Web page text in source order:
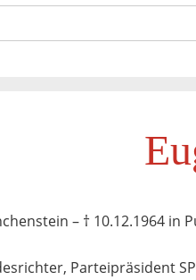
– † 10.12.1964 in
Parteipräsident